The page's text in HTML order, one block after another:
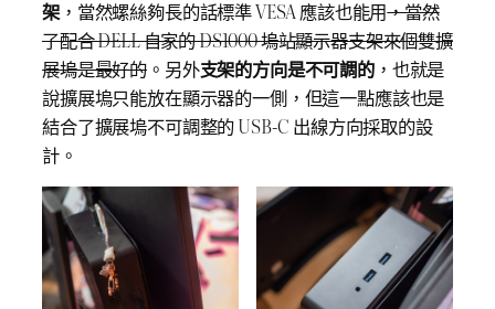
架，當然螺絲夠長的話標準 VESA 應該也能用，當然
了配合 DELL 自家的 DS1000 塢站顯示器支架來個雙擴
展塢是最好的 。另外支架的方向是不可調的，也就是
說擴展塢只能放在顯示器的一側，但這一點應該也是
結合了擴展塢不可調整的 USB-C 出線方向採取的設
計。